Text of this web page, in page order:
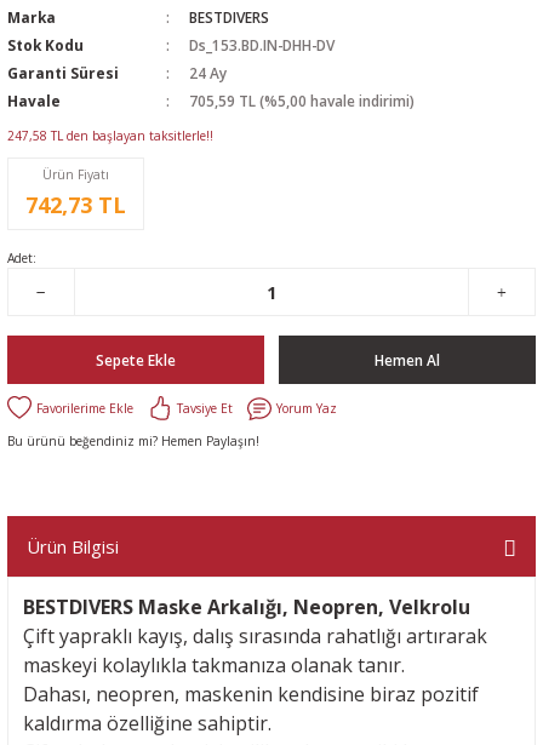
Marka
BESTDIVERS
Stok Kodu
Ds_153.BD.IN-DHH-DV
Garanti Süresi
24 Ay
Havale
705,59 TL (%5,00 havale indirimi)
247,58 TL den başlayan taksitlerle!!
Ürün Fiyatı
742,73 TL
Adet:
Sepete Ekle Hemen Al
Tavsiye Et
Yorum Yaz
Bu ürünü beğendiniz mi? Hemen Paylaşın!
Ürün Bilgisi
BESTDIVERS Maske Arkalığı, Neopren, Velkrolu
Çift yapraklı kayış, dalış sırasında rahatlığı artırarak
maskeyi kolaylıkla takmanıza olanak tanır.
Dahası, neopren, maskenin kendisine biraz pozitif
kaldırma özelliğine sahiptir.